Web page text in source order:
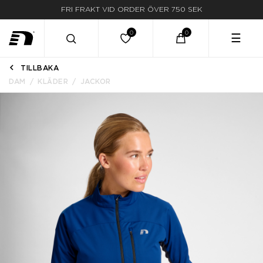
FRI FRAKT VID ORDER ÖVER 750 SEK
☰
TILLBAKA
DAM
KLÄDER JACKOR